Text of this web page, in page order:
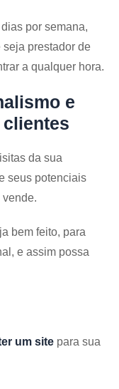
por semana,
prestador de
a qualquer hora.
e
da sua
seus potenciais
bem feito, para
e assim possa
um site para sua